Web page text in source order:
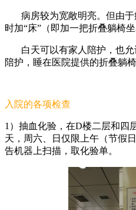
病房较为宽敞明亮。但由于
时加“床”（即加一把折叠躺椅坐
白天可以有家人陪护，也允
陪护，睡在医院提供的折叠躺椅
入院的各项检查
1 ）抽血化验，在D楼二层和四
天，周六、日仅限上午（节假
告机器上扫描，取化验单。